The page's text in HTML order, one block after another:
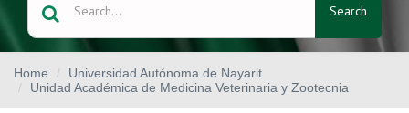
Search
Home
Universidad Autónoma de Nayarit
Unidad Académica de Medicina Veterinaria y Zootecnia